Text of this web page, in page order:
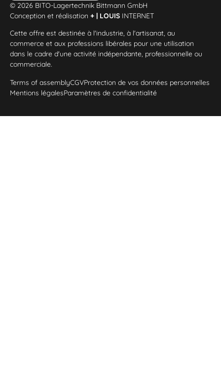
© 2026 BITO-Lagertechnik Bittmann GmbH
Conception et réalisation+ | LOUIS INTERNET
Cette offre est destinée à l'industrie, à l'artisanat, au
commerce et aux professions libérales pour une utilisation
dans le cadre d'une activité indépendante, professionnelle ou
commerciale.
Terms of assemblyCGVProtection de vos données personnelles
Mentions légalesParamètres de confidentialité